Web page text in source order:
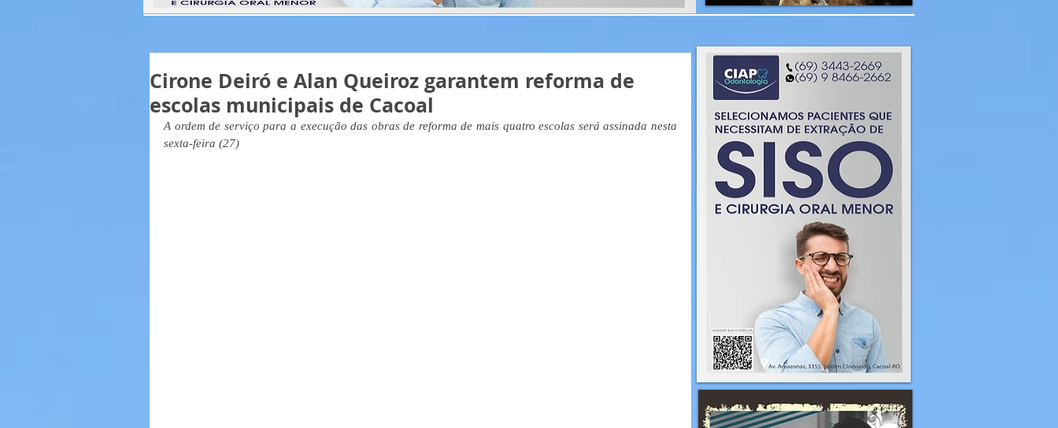
Cirone Deiró e Alan Queiroz garantem reforma de
escolas municipais de Cacoal
A ordem de serviço para a execução das obras de reforma de mais quatro escolas será assinada nesta
sexta-feira (27)